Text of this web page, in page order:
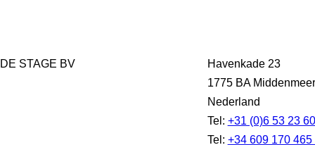
DE STAGE BV
Havenkade 23
1775 BA Middenmeer
Nederland
Tel: +31 (0)6 53 23
Tel: +34 609 170 465